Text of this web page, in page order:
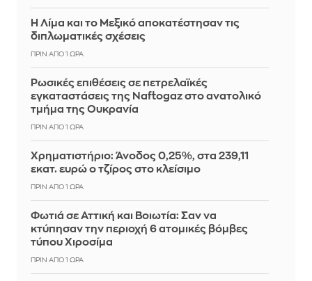
Η Λίμα και το Μεξικό αποκατέστησαν τις
διπλωματικές σχέσεις
ΠΡΙΝ ΑΠΌ 1 ΏΡΑ
Ρωσικές επιθέσεις σε πετρελαϊκές
εγκαταστάσεις της Naftogaz στο ανατολικό
τμήμα της Ουκρανία
ΠΡΙΝ ΑΠΌ 1 ΏΡΑ
Χρηματιστήριο: Άνοδος 0,25%, στα 239,11
εκατ. ευρώ ο τζίρος στο κλείσιμο
ΠΡΙΝ ΑΠΌ 1 ΏΡΑ
Φωτιά σε Αττική και Βοιωτία: Σαν να
κτύπησαν την περιοχή 6 ατομικές βόμβες
τύπου Χιροσίμα
ΠΡΙΝ ΑΠΌ 1 ΏΡΑ